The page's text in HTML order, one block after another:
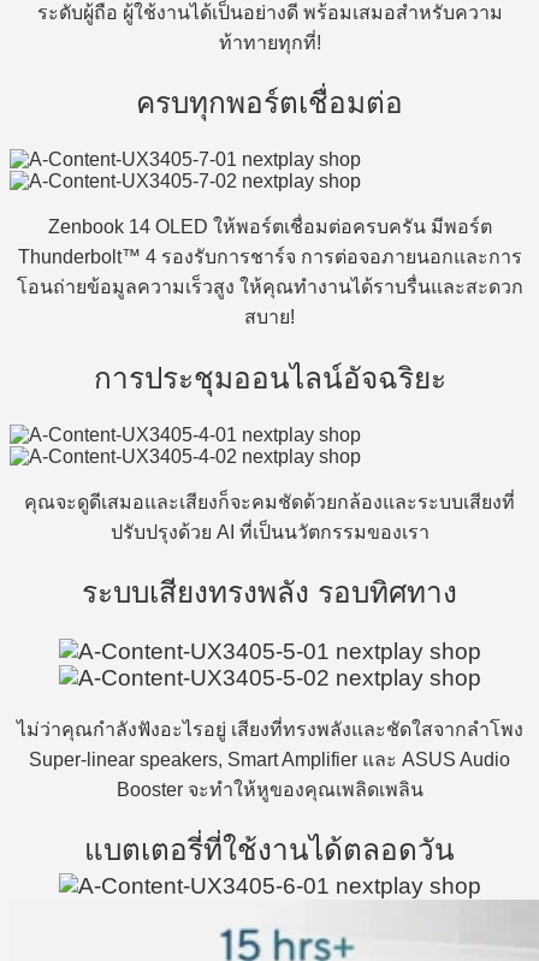
ระดับผู้ถือ ผู้ใช้งานได้เป็นอย่างดี พร้อมเสมอสำหรับความ
ท้าทายทุกที่!
ครบทุกพอร์ตเชื่อมต่อ
Zenbook 14 OLED ให้พอร์ตเชื่อมต่อครบครัน มีพอร์ต
Thunderbolt™ 4 รองรับการชาร์จ การต่อจอภายนอกและการ
โอนถ่ายข้อมูลความเร็วสูง ให้คุณทำงานได้ราบรื่นและสะดวก
สบาย!
การประชุมออนไลน์อัจฉริยะ
คุณจะดูดีเสมอและเสียงก็จะคมชัดด้วยกล้องและระบบเสียงที่
ปรับปรุงด้วย AI ที่เป็นนวัตกรรมของเรา
ระบบเสียงทรงพลัง รอบทิศทาง
ไม่ว่าคุณกำลังฟังอะไรอยู่ เสียงที่ทรงพลังและชัดใสจากลำโพง
Super-linear speakers, Smart Amplifier และ ASUS Audio
Booster จะทำให้หูของคุณเพลิดเพลิน
แบตเตอรี่ที่ใช้งานได้ตลอดวัน